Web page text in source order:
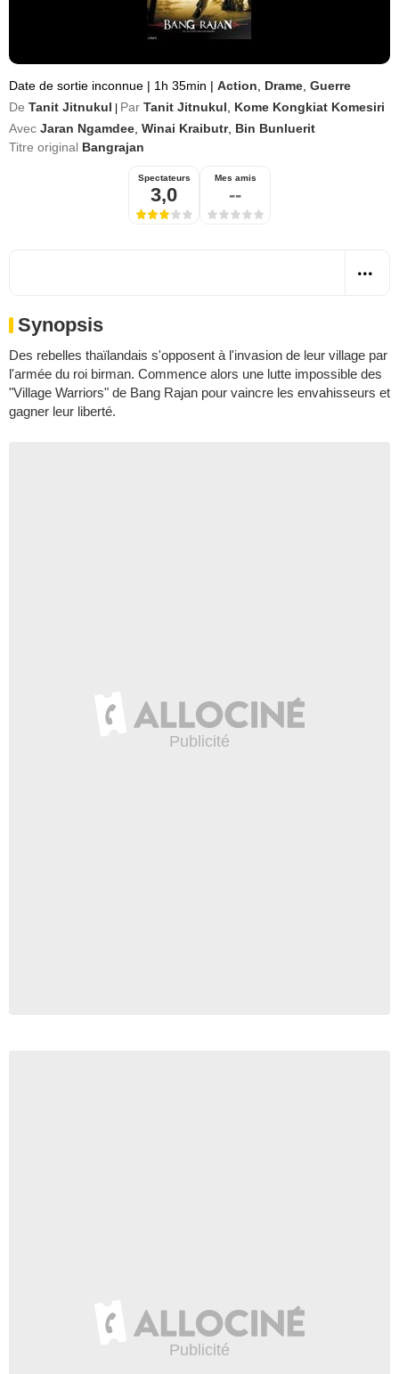
Date de sortie inconnue | 1h 35min | Action Drame Guerre
De Tanit Jitnukul Par Tanit Jitnukul
Kome Kongkiat Komesiri
Avec Jaran Ngamdee Winai Kraibutr, Bin Bunluerit
Titre original Bangrajan
Spectateurs
3,0
Mes amis
--
Synopsis
Des rebelles thaïlandais s'opposent à l'invasion de leur village par
l'armée du roi birman. Commence alors une lutte impossible des
"Village Warriors" de Bang Rajan pour vaincre les envahisseurs et
gagner leur liberté.